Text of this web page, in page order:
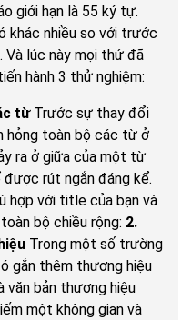
giới hạn là 55 ký tự.
khác nhiều so với trước
Và lúc này mọi thứ đã
hành 3 thử nghiệm:
từTrước sự thay đổi
hỏng toàn bộ các từ ở
ra ở giữa của một từ
rút ngắn đáng kể.
hợp với title của bạn và
bộ chiều rộng: 2.
Trong một số trường
gắn thêm thương hiệu
bản thương hiệu
một không gian và